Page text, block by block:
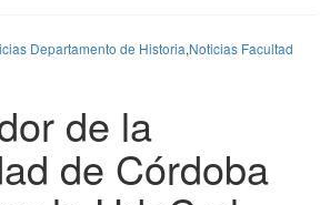
Departamento de Historia,Noticias Facultad
de la
de Córdoba